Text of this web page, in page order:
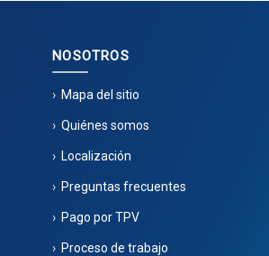
NOSOTROS
Mapa del sitio
Quiénes somos
Localización
Preguntas frecuentes
Pago por TPV
Proceso de trabajo